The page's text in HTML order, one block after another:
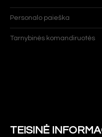
Personalo paieška
Tarnybinės komandiruotės
TEISINĖ